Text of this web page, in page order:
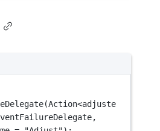
(Action<adjuste